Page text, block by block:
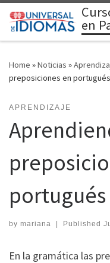
Skip to content en
Home »Noticias »
preposiciones en portugués
APRENDIZAJE
portugués
by mariana Published
En la gramática las